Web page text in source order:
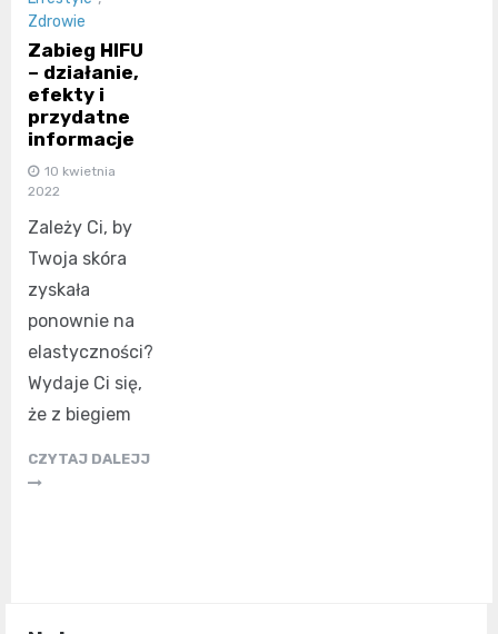
Zdrowie
Zabieg HIFU
– działanie,
efekty i
przydatne
informacje
10 kwietnia
2022
Zależy Ci, by
Twoja skóra
zyskała
ponownie na
elastyczności?
Wydaje Ci się,
że z biegiem
CZYTAJ DALEJJ